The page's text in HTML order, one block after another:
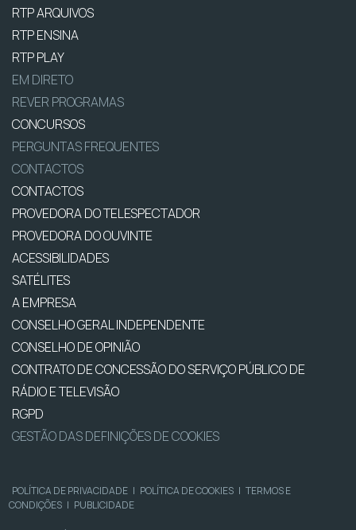
RTP ARQUIVOS
RTP ENSINA
RTP PLAY
EM DIRETO
REVER PROGRAMAS
CONCURSOS
PERGUNTAS FREQUENTES
CONTACTOS
CONTACTOS
PROVEDORA DO TELESPECTADOR
PROVEDORA DO OUVINTE
ACESSIBILIDADES
SATÉLITES
A EMPRESA
CONSELHO GERAL INDEPENDENTE
CONSELHO DE OPINIÃO
CONTRATO DE CONCESSÃO DO SERVIÇO PÚBLICO DE
RÁDIO E TELEVISÃO
RGPD
GESTÃO DAS DEFINIÇÕES DE COOKIES
POLÍTICA DE PRIVACIDADE | POLÍTICA DE COOKIES | TERMOS E
CONDIÇÕES | PUBLICIDADE